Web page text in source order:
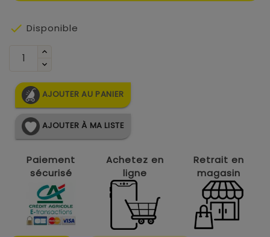
 Disponible
AJOUTER AU PANIER
AJOUTER À MA LISTE
Paiement
sécurisé
Achetez en
ligne
Retrait en
magasin